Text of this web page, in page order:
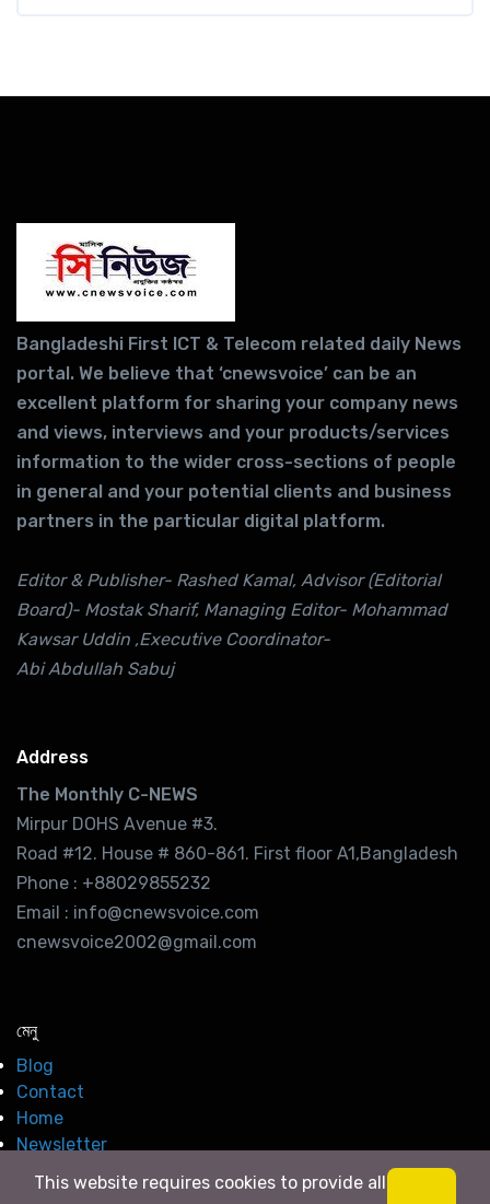
Bangladeshi First ICT & Telecom related daily News
portal. We believe that ‘cnewsvoice’ can be an
excellent platform for sharing your company news
and views, interviews and your products/services
information to the wider cross-sections of people
in general and your potential clients and business
partners in the particular digital platform.
Editor & Publisher- Rashed Kamal, Advisor (Editorial
Board)- Mostak Sharif, Managing Editor- Mohammad
Kawsar Uddin ,Executive Coordinator-
Abi Abdullah Sabuj
Address
The Monthly C-NEWS
Mirpur DOHS Avenue #3.
Road #12. House # 860-861. First floor A1,Bangladesh
Phone : +88029855232
Email : info@cnewsvoice.com
cnewsvoice2002@gmail.com
মেনু
Blog
Contact
Home
Newsletter
This website requires cookies to provide all